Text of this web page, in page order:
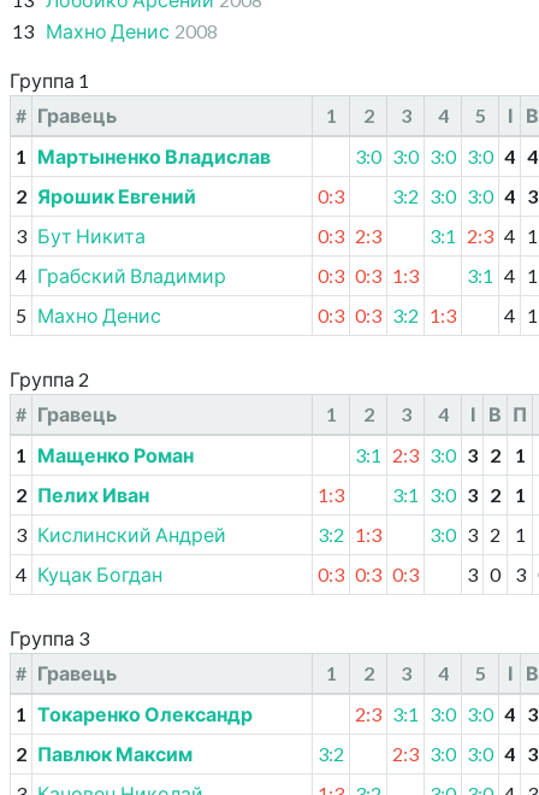
13 Махно Денис 2008
Группа 1
# Гравець 1 2 3 4 5 І
В
1 Мартыненко Владислав 3:0 3:0 3:0 3:0 4 4
2 Ярошик Евгений 0:3 3:2 3:0 3:0 4 3
3 Бут Никита 0:3 2:3 3:1 2:3 4 1
4 Грабский Владимир 0:3 0:3 1:3 3:1 4 1
5 Махно Денис 0:3 0:3 3:2 1:3 4 1
Группа 2
# Гравець 1 2 3 4 І В П
1 Мащенко Роман 3:1 2:3 3:0 3 2 1
2 Пелих Иван 1:3 3:1 3:0 3 2 1
3 Кислинский Андрей 3:2 1:3 3:0 3 2 1
4 Куцак Богдан 0:3 0:3 0:3 3 0 3
Группа 3
# Гравець 1 2 3 4 5 І
В
1 Токаренко Олександр 2:3 3:1 3:0 3:0 4 3
2 Павлюк Максим 3:2 2:3 3:0 3:0 4 3